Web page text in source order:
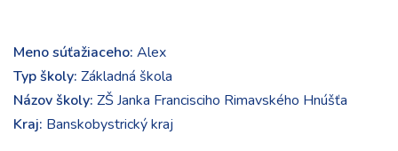
Meno súťažiaceho: Alex
Typ školy: Základná škola
Názov školy: ZŠ Janka Francisciho Rimavského Hnúšťa
Kraj: Banskobystrický kraj